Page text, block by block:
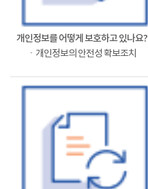
개인정보를 어떻게 보호하고 있나요?
ㆍ개인정보의 안전성 확보조치